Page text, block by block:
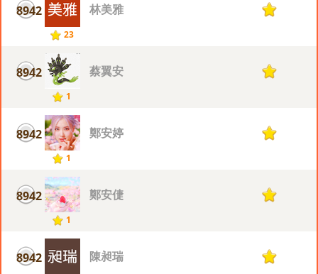
8942
23
林美雅 1
8942
1
蔡翼安 1
8942
1
鄭安婷 1
8942
1
鄭安倢 1
8942 陳昶瑞 1